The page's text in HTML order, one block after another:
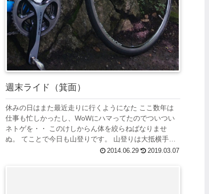
週末ライド（箕面）
休みの日はまた最近走りに行くようになた ここ数年は
仕事も忙しかったし、WoWにハマってたのでついつい
ネトゲを・・ このけしからん体を絞らねばなりませ
ぬ。 てことで今日も山登りです。 山登りは大抵横手に
川が流れていますので、その音を聞きながら...
2014.06.29 2019.03.07